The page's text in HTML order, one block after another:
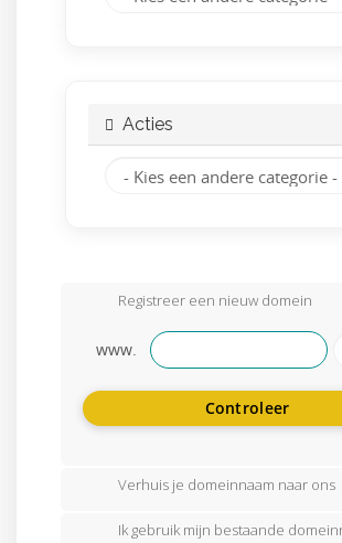
Acties
Registreer een nieuw domein
www.
Controleer
Verhuis je domeinnaam naar ons
Ik gebruik mijn bestaande